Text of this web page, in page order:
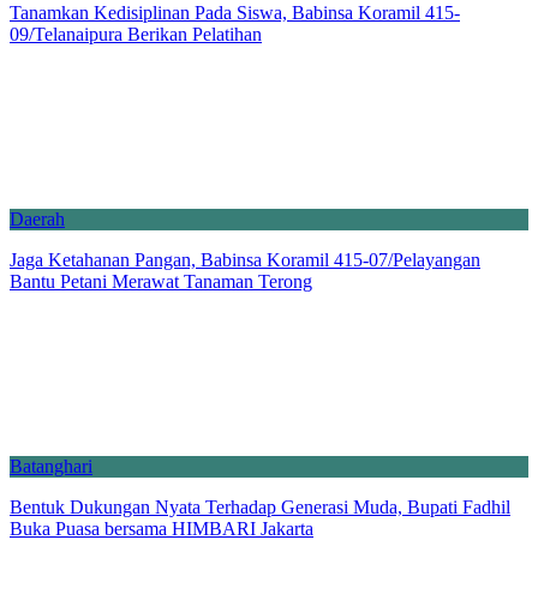
Tanamkan Kedisiplinan Pada Siswa, Babinsa Koramil 415-
09/Telanaipura Berikan Pelatihan
Daerah
Jaga Ketahanan Pangan, Babinsa Koramil 415-07/Pelayangan
Bantu Petani Merawat Tanaman Terong
Batanghari
Bentuk Dukungan Nyata Terhadap Generasi Muda, Bupati Fadhil
Buka Puasa bersama HIMBARI Jakarta